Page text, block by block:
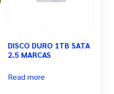
DISCO DURO 1TB SATA
2.5 MARCAS
Read more